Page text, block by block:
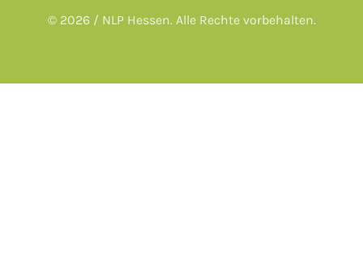
© 2026 / NLP Hessen. Alle Rechte vorbehalten.